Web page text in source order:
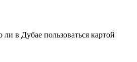
в Дубае пользоваться картой